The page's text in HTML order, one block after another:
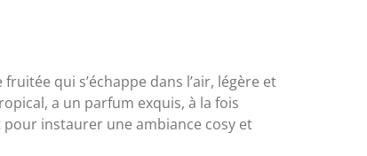
qui s’échappe dans l’air, légère et
a un parfum exquis, à la fois
instaurer une ambiance cosy et